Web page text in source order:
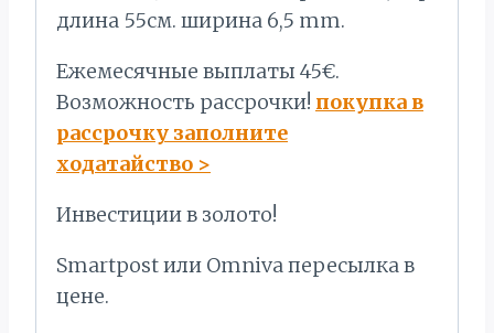
длина 55см. ширина 6,5 mm.
Ежемесячные выплаты 45€.
Bозможность рассрочки! покупка в
рассрочку заполните
ходатайство >
Инвестиции в золото!
Smartpost или Omniva пересылка в
цене.